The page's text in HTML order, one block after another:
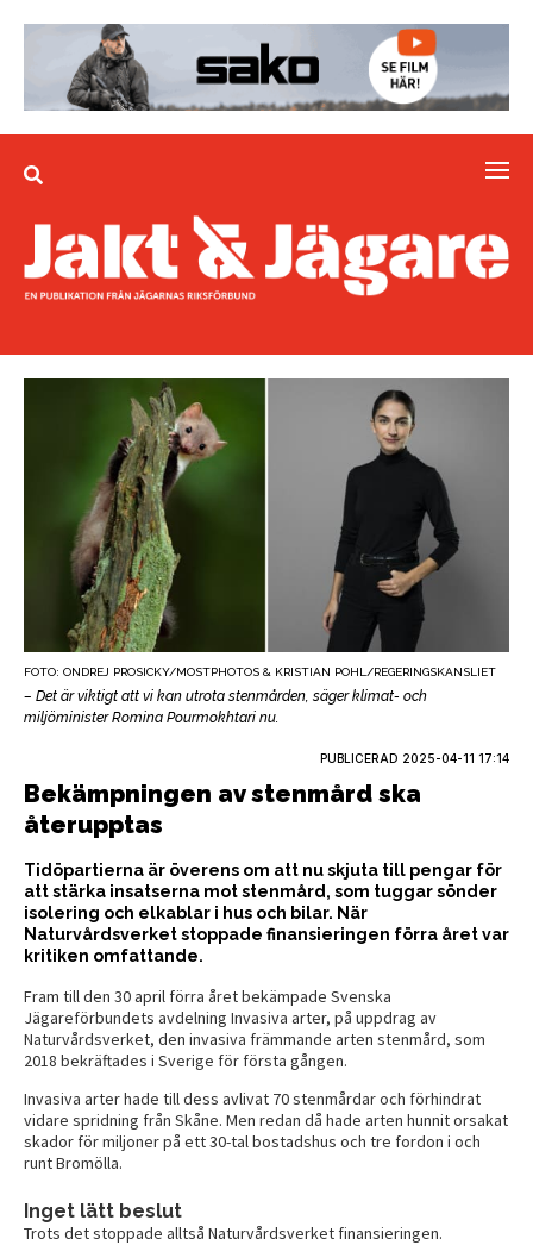
FOTO: ONDREJ PROSICKY/MOSTPHOTOS & KRISTIAN POHL/REGERINGSKANSLIET
– Det är viktigt att vi kan utrota stenmården, säger klimat- och
miljöminister Romina Pourmokhtari nu.
PUBLICERAD 2025-04-11 17:14
Bekämpningen av stenmård ska
återupptas
Tidöpartierna är överens om att nu skjuta till pengar för
att stärka insatserna mot stenmård, som tuggar sönder
isolering och elkablar i hus och bilar. När
Naturvårdsverket stoppade finansieringen förra året var
kritiken omfattande.
Fram till den 30 april förra året bekämpade Svenska
Jägareförbundets avdelning Invasiva arter, på uppdrag av
Naturvårdsverket, den invasiva främmande arten stenmård, som
2018 bekräftades i Sverige för första gången.
Invasiva arter hade till dess avlivat 70 stenmårdar och förhindrat
vidare spridning från Skåne. Men redan då hade arten hunnit orsakat
skador för miljoner på ett 30-tal bostadshus och tre fordon i och
runt Bromölla.
Inget lätt beslut
Trots det stoppade alltså Naturvårdsverket finansieringen.